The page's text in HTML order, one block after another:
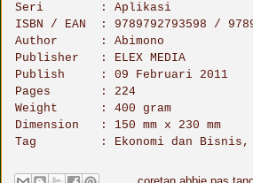
Seri : Aplikasi
ISBN / EAN : 9789792793598 /
Author : Abimono
Publisher : ELEX MEDIA
Publish : 09 Februari 2011
Pages : 224
Weight : 400 gram
Dimension : 150 mm x 230 mm
Tag : Ekonomi dan Bisnis,